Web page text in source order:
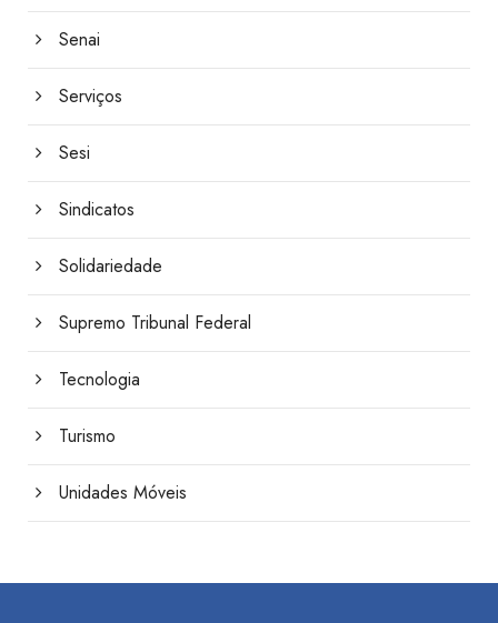
Senai
Serviços
Sesi
Sindicatos
Solidariedade
Supremo Tribunal Federal
Tecnologia
Turismo
Unidades Móveis